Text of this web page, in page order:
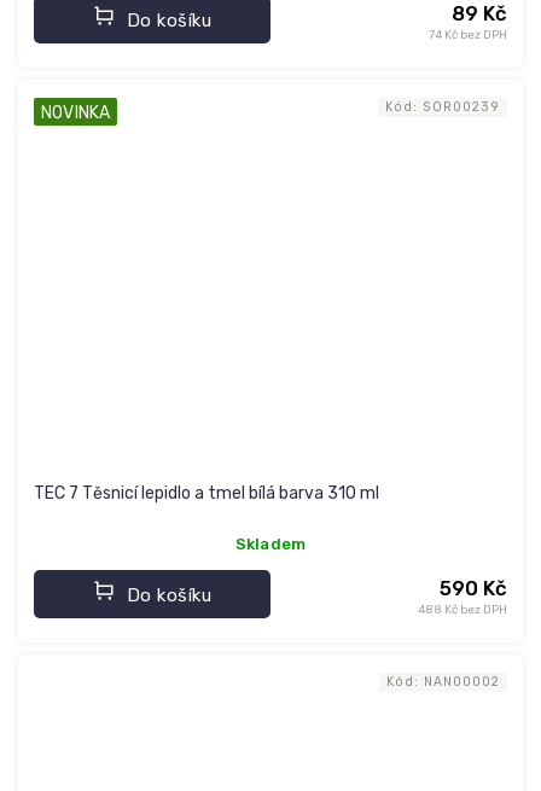
74 Kč bez DPH
89 Kč
Do košíku
NOVINKA
TEC 7 Těsnicí lepidlo a tmel bílá barva 310 ml
Skladem
488 Kč bez DPH
590 Kč
Do košíku
Kód: SOR00239
Kód: NAN00002